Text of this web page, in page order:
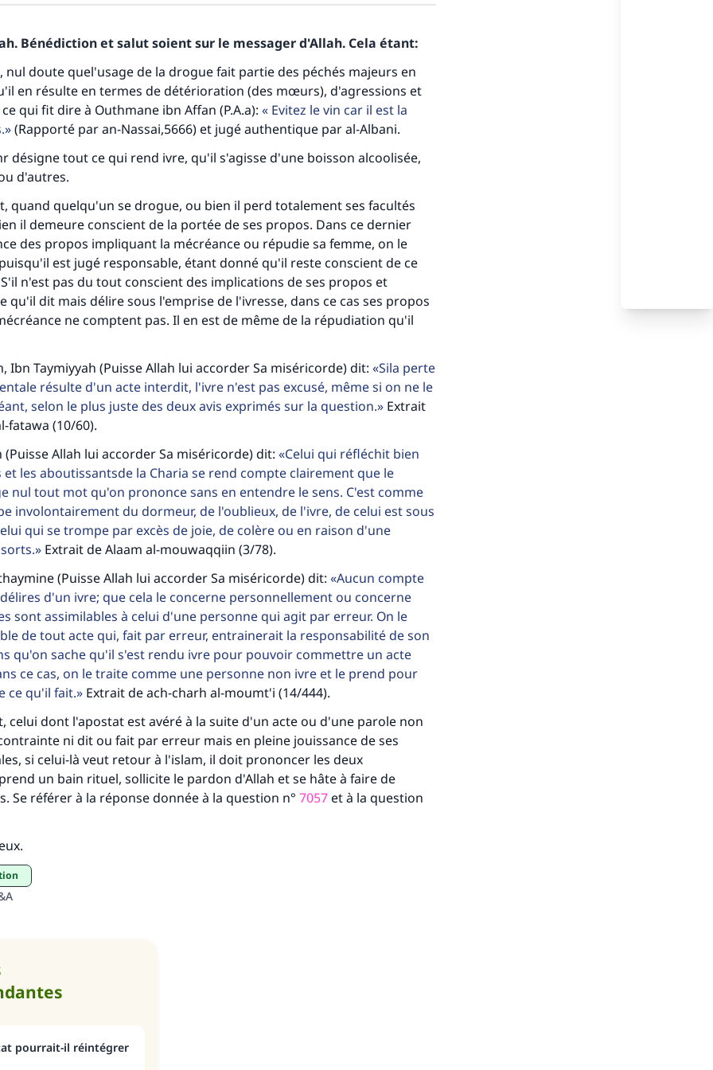
Bénédiction et salut soient sur le messager d'Allah. Cela étant:
nul doute quel'usage de la drogue fait partie des péchés majeurs en
en résulte en termes de détérioration (des mœurs), d'agressions et
qui fit dire à Outhmane ibn Affan (P.A.a):
Evitez le vin car il est la
(Rapporté par an-Nassai,5666) et jugé authentique par al-Albani.
désigne tout ce qui rend ivre, qu'il s'agisse d'une boisson alcoolisée,
d'autres.
quand quelqu'un se drogue, ou bien il perd totalement ses facultés
il demeure conscient de la portée de ses propos. Dans ce dernier
des propos impliquant la mécréance ou répudie sa femme, on le
est jugé responsable, étant donné qu'il reste conscient de ce
n'est pas du tout conscient des implications de ses propos et
qu'il dit mais délire sous l'emprise de l'ivresse, dans ce cas ses propos
ne comptent pas. Il en est de même de la répudiation qu'il
Ibn Taymiyyah (Puisse Allah lui accorder Sa miséricorde) dit: Sila perte
résulte d'un acte interdit, l'ivre n'est pas excusé, même si on ne le
selon le plus juste des deux avis exprimés sur la question.
Extrait
fatawa (10/60).
(Puisse Allah lui accorder Sa miséricorde) dit:
Celui qui réfléchit bien
les aboutissantsde la Charia se rend compte clairement que le
nul tout mot qu'on prononce sans en entendre le sens. C'est comme
involontairement du dormeur, de l'oublieux, de l'ivre, de celui est sous
qui se trompe par excès de joie, de colère ou en raison d'une
Extrait de Alaam al-mouwaqqiin (3/78).
(Puisse Allah lui accorder Sa miséricorde) dit: Aucun compte
d'un ivre; que cela le concerne personnellement ou concerne
sont assimilables à celui d'une personne qui agit par erreur. On le
de tout acte qui, fait par erreur, entrainerait la responsabilité de son
qu'on sache qu'il s'est rendu ivre pour pouvoir commettre un acte
ce cas, on le traite comme une personne non ivre et le prend pour
ce qu'il fait.
Extrait de ach-charh al-moumt'i (14/444).
celui dont l'apostat est avéré à la suite d'un acte ou d'une parole non
ni dit ou fait par erreur mais en pleine jouissance de ses
si celui-là veut retour à l'islam, il doit prononcer les deux
un bain rituel, sollicite le pardon d'Allah et se hâte à faire de
Se référer à la réponse donnée à la question n° 7057 et à la question
pourrait-il réintégrer
une différence dans la vie de millions de
personnes grâce à votre contribution
Aidez nous à apporter des réponses.
Le Messager d'Allah (Paix sur lui) a dit:
qui indique une bonne action obtient la même récompense
que celui qui le fait."
(MOUSLIM 1893)
Soutenez IslamQA